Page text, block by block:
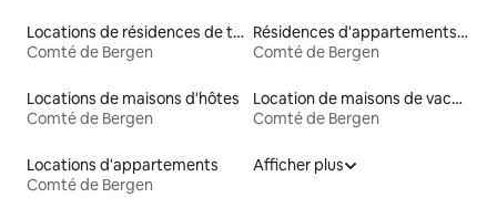
Locations de résidences de tourisme
Comté de Bergen
Résidences d'appartements en location
Comté de Bergen
Locations de maisons d'hôtes
Comté de Bergen
Location de maisons de vacances
Comté de Bergen
Locations d'appartements
Comté de Bergen
Afficher plus